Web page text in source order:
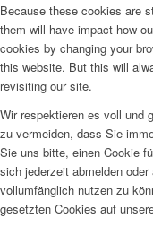
Because these cookies are
them will have impact how
cookies by changing your
this website. But this will
revisiting our site.
Wir respektieren es voll und
zu vermeiden, dass Sie
Sie uns bitte, einen Cookie
sich jederzeit abmelden
vollumfänglich nutzen zu
gesetzten Cookies auf